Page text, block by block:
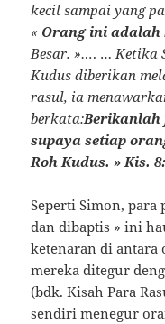
kecil sampai yang
« Orang ini adalah
Besar. »…. …Ketika
Kudus diberikan
rasul, ia
berkata:Berikanlah
supaya setiap
Roh Kudus. » Kis.
Seperti Simon, para
dan dibaptis » ini
ketenaran di antara
mereka ditegur
(bdk. Kisah Para
sendiri menegur